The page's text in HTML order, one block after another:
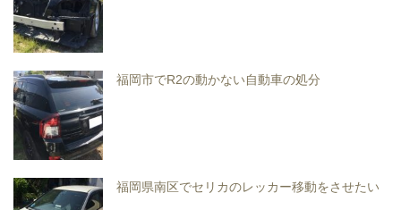
福岡市でR2の動かない自動車の処分
福岡県南区でセリカのレッカー移動をさせたい